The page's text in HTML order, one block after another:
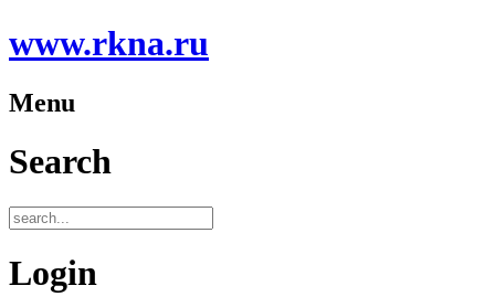
www.rkna.ru
Menu
Search
Login